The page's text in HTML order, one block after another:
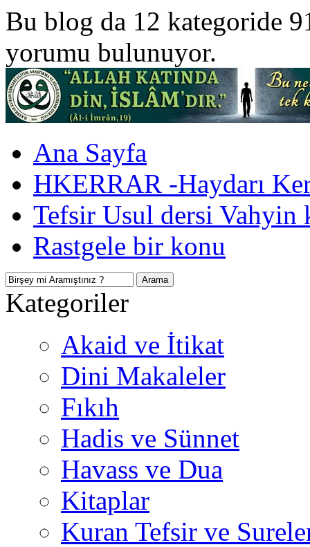
Bu blog da 12 kategoride
yorumu bulunuyor.
Ana Sayfa
HKERRAR -Haydarı
Tefsir Usul dersi Vahyin
Rastgele bir konu
Kategoriler
Akaid ve İtikat
Dini Makaleler
Fıkıh
Hadis ve Sünnet
Havass ve Dua
Kitaplar
Kuran Tefsir ve